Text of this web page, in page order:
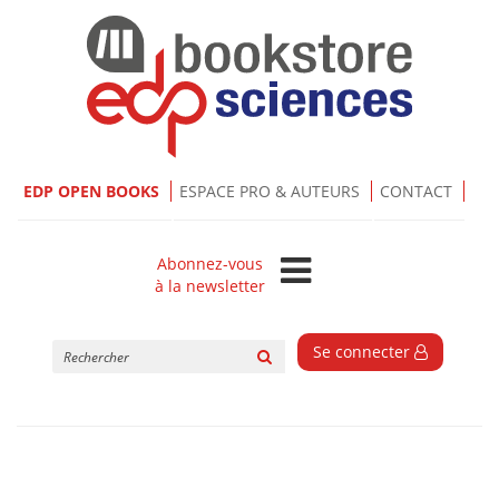
EDP OPEN BOOKS ESPACE PRO & AUTEURS CONTACT
Abonnez-vous
à la newsletter
Se connecter